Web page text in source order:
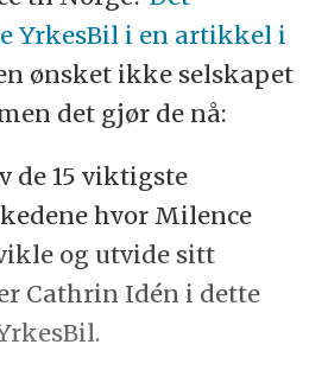
YrkesBil i en artikkel i
ønsket ikke selskapet
det gjør de nå:
de 15 viktigste
hvor Milence
og utvide sitt
Cathrin Idén i dette